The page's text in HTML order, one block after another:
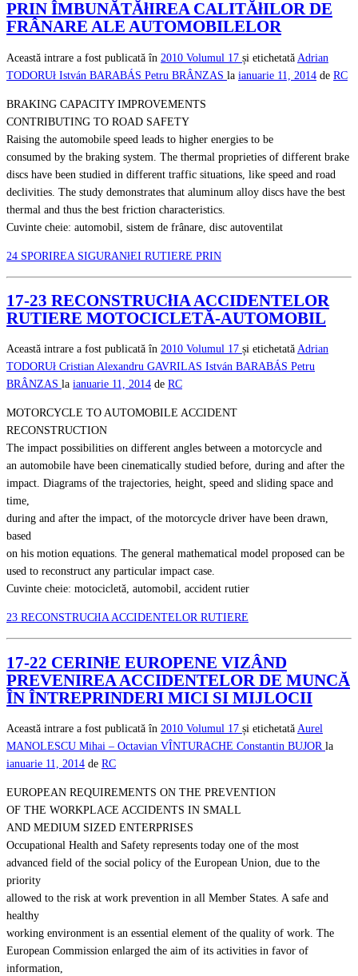
PRIN ÎMBUNĂTĂłIREA CALITĂłILOR DE
FRÂNARE ALE AUTOMOBILELOR
Această intrare a fost publicată în 2010 Volumul 17 și etichetată Adrian
TODORUł István BARABÁS Petru BRÂNZAS la ianuarie 11, 2014 de RC
BRAKING CAPACITY IMPROVEMENTS
CONTRIBUTING TO ROAD SAFETY
Raising the automobile speed leads to higher energies to be
consumed by the braking system. The thermal proprieties of different brake
discs have been studied in different traffic situations, like speed and road
declivities. The study demonstrates that aluminum alloy discs have the best
thermal and thus the best friction characteristics.
Cuvinte cheie: automobil, sistem de frânare, disc autoventilat
24 SPORIREA SIGURANłEI RUTIERE PRIN
17-23 RECONSTRUCłIA ACCIDENTELOR
RUTIERE MOTOCICLETĂ-AUTOMOBIL
Această intrare a fost publicată în 2010 Volumul 17 și etichetată Adrian
TODORUł Cristian Alexandru GAVRILAS István BARABÁS Petru
BRÂNZAS la ianuarie 11, 2014 de RC
MOTORCYCLE TO AUTOMOBILE ACCIDENT
RECONSTRUCTION
The impact possibilities on different angles between a motorcycle and
an automobile have been cinematically studied before, during and after the
impact. Diagrams of the trajectories, height, speed and sliding space and
time,
during and after the impact, of the motorcycle driver have been drawn,
based
on his motion equations. The general mathematical model proposed can be
used to reconstruct any particular impact case.
Cuvinte cheie: motocicletă, automobil, accident rutier
23 RECONSTRUCłIA ACCIDENTELOR RUTIERE
17-22 CERINłE EUROPENE VIZÂND
PREVENIREA ACCIDENTELOR DE MUNCĂ
ÎN ÎNTREPRINDERI MICI SI MIJLOCII
Această intrare a fost publicată în 2010 Volumul 17 și etichetată Aurel
MANOLESCU Mihai – Octavian VÎNTURACHE Constantin BUJOR la
ianuarie 11, 2014 de RC
EUROPEAN REQUIREMENTS ON THE PREVENTION
OF THE WORKPLACE ACCIDENTS IN SMALL
AND MEDIUM SIZED ENTERPRISES
Occupational Health and Safety represents today one of the most
advanced field of the social policy of the European Union, due to the
priority
allowed to the risk at work prevention in all Member States. A safe and
healthy
working environment is an essential element of the quality of work. The
European Commission enlarged the aim of its activities in favor of
information,